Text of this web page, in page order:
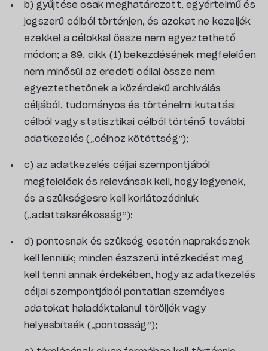
b) gyűjtése csak meghatározott, egyértelmű és
jogszerű célból történjen, és azokat ne kezeljék
ezekkel a célokkal össze nem egyeztethető
módon; a 89. cikk (1) bekezdésének megfelelően
nem minősül az eredeti céllal össze nem
egyeztethetőnek a közérdekű archiválás
céljából, tudományos és történelmi kutatási
célból vagy statisztikai célból történő további
adatkezelés („célhoz kötöttség”);
c) az adatkezelés céljai szempontjából
megfelelőek és relevánsak kell, hogy legyenek,
és a szükségesre kell korlátozódniuk
(„adattakarékosság”);
d) pontosnak és szükség esetén naprakésznek
kell lenniük; minden észszerű intézkedést meg
kell tenni annak érdekében, hogy az adatkezelés
céljai szempontjából pontatlan személyes
adatokat haladéktalanul töröljék vagy
helyesbítsék („pontosság”);